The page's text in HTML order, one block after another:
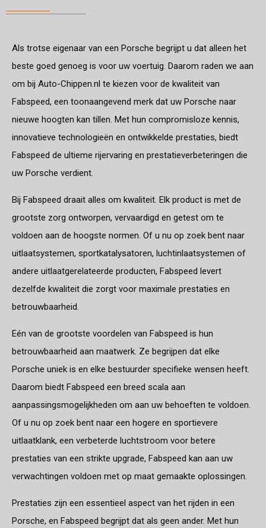
Als trotse eigenaar van een Porsche begrijpt u dat alleen het
beste goed genoeg is voor uw voertuig. Daarom raden we aan
om bij Auto-Chippen.nl te kiezen voor de kwaliteit van
Fabspeed, een toonaangevend merk dat uw Porsche naar
nieuwe hoogten kan tillen. Met hun compromisloze kennis,
innovatieve technologieën en ontwikkelde prestaties, biedt
Fabspeed de ultieme rijervaring en prestatieverbeteringen die
uw Porsche verdient.
Bij Fabspeed draait alles om kwaliteit. Elk product is met de
grootste zorg ontworpen, vervaardigd en getest om te
voldoen aan de hoogste normen. Of u nu op zoek bent naar
uitlaatsystemen, sportkatalysatoren, luchtinlaatsystemen of
andere uitlaatgerelateerde producten, Fabspeed levert
dezelfde kwaliteit die zorgt voor maximale prestaties en
betrouwbaarheid.
Eén van de grootste voordelen van Fabspeed is hun
betrouwbaarheid aan maatwerk. Ze begrijpen dat elke
Porsche uniek is en elke bestuurder specifieke wensen heeft.
Daarom biedt Fabspeed een breed scala aan
aanpassingsmogelijkheden om aan uw behoeften te voldoen.
Of u nu op zoek bent naar een hogere en sportievere
uitlaatklank, een verbeterde luchtstroom voor betere
prestaties van een strikte upgrade, Fabspeed kan aan uw
verwachtingen voldoen met op maat gemaakte oplossingen.
Prestaties zijn een essentieel aspect van het rijden in een
Porsche, en Fabspeed begrijpt dat als geen ander. Met hun